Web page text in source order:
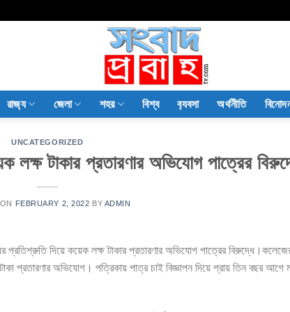
রাজ‍্য জেলা শহর বিশ্ব ব‍্যবসা অর্থনীতি
UNCATEGORIZED
লক্ষ টাকার প্রতারণার অভিযোগ পাত্রের
FEBRUARY 2, 2022 BY ADMIN
প্রতিশ্রুতি দিয়ে কয়েক লক্ষ টাকার প্রতারণার অভিযোগ পাত্রের
প্রতারণার অভিযোগ। পত্রিকায় পাত্র চাই বিজ্ঞাপন দিয়ে প্রায় তিন বছর আগে